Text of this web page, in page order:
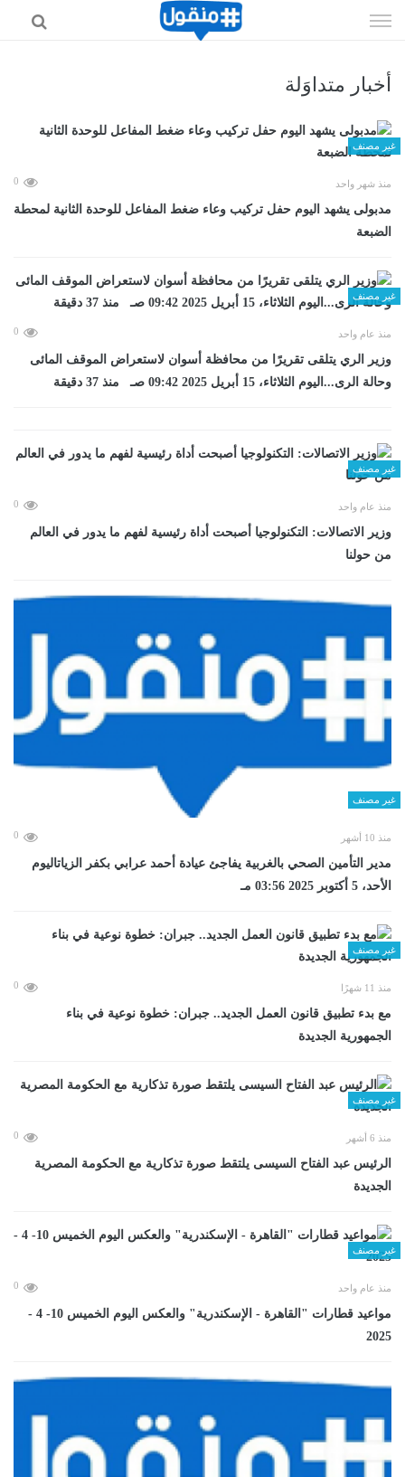
الى
أخبار متداوَلة
غير مصنف
منذ شهر واحد 0
مدبولى يشهد اليوم حفل تركيب وعاء ضغط المفاعل للوحدة الثانية لمحطة
الضبعة
غير مصنف
منذ عام واحد 0
وزير الري يتلقى تقريرًا من محافظة أسوان لاستعراض الموقف المائى
وحالة الرى...اليوم الثلاثاء، 15 أبريل 2025 09:42 صـ منذ 37 دقيقة
غير مصنف
منذ عام واحد 0
وزير الاتصالات: التكنولوجيا أصبحت أداة رئيسية لفهم ما يدور في العالم
من حولنا
غير مصنف
منذ 10 أشهر 0
مدير التأمين الصحي بالغربية يفاجئ عيادة أحمد عرابي بكفر الزياتاليوم
الأحد، 5 أكتوبر 2025 03:56 مـ
غير مصنف
منذ 11 شهرًا 0
مع بدء تطبيق قانون العمل الجديد.. جبران: خطوة نوعية في بناء
الجمهورية الجديدة
غير مصنف
منذ 6 أشهر 0
الرئيس عبد الفتاح السيسى يلتقط صورة تذكارية مع الحكومة المصرية
الجديدة
غير مصنف
منذ عام واحد 0
مواعيد قطارات "القاهرة - الإسكندرية" والعكس اليوم الخميس 10- 4 -
2025